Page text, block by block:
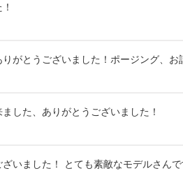
がとうございました！ポージング、
した、ありがとうございました！
いました！ とても素敵なモデルさん